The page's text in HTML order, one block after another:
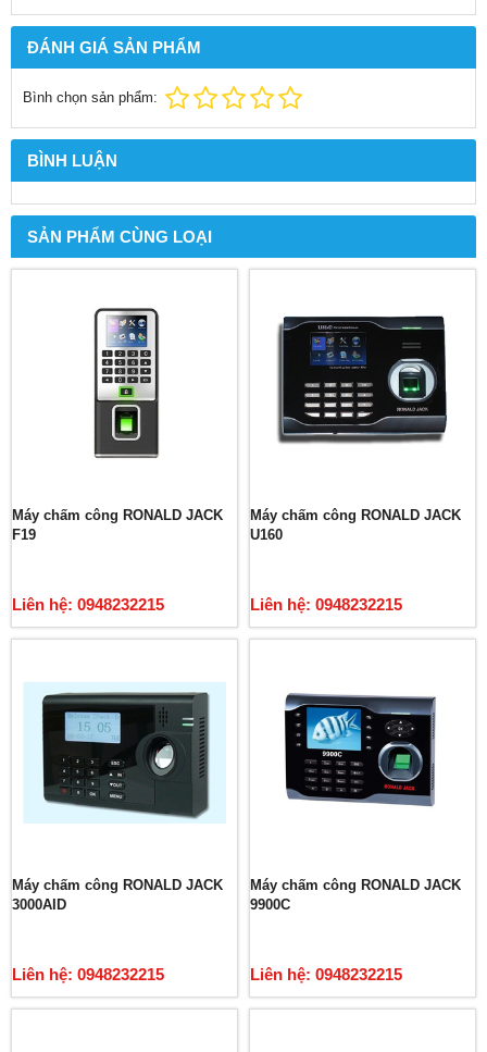
ĐÁNH GIÁ SẢN PHẨM
Bình chọn sản phẩm:
BÌNH LUẬN
SẢN PHẨM CÙNG LOẠI
Máy chấm công RONALD JACK
F19
Liên hệ: 0948232215
Máy chấm công RONALD JACK
U160
Liên hệ: 0948232215
Máy chấm công RONALD JACK
3000AID
Liên hệ: 0948232215
Máy chấm công RONALD JACK
9900C
Liên hệ: 0948232215